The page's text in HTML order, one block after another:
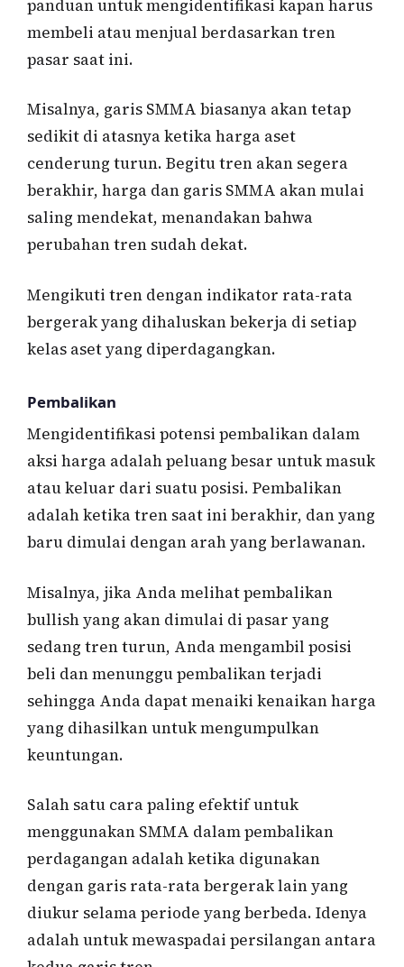
panduan untuk mengidentifikasi kapan harus
membeli atau menjual berdasarkan tren
pasar saat ini.
Misalnya, garis SMMA biasanya akan tetap
sedikit di atasnya ketika harga aset
cenderung turun. Begitu tren akan segera
berakhir, harga dan garis SMMA akan mulai
saling mendekat, menandakan bahwa
perubahan tren sudah dekat.
Mengikuti tren dengan indikator rata-rata
bergerak yang dihaluskan bekerja di setiap
kelas aset yang diperdagangkan.
Pembalikan
Mengidentifikasi potensi pembalikan dalam
aksi harga adalah peluang besar untuk masuk
atau keluar dari suatu posisi. Pembalikan
adalah ketika tren saat ini berakhir, dan yang
baru dimulai dengan arah yang berlawanan.
Misalnya, jika Anda melihat pembalikan
bullish yang akan dimulai di pasar yang
sedang tren turun, Anda mengambil posisi
beli dan menunggu pembalikan terjadi
sehingga Anda dapat menaiki kenaikan harga
yang dihasilkan untuk mengumpulkan
keuntungan.
Salah satu cara paling efektif untuk
menggunakan SMMA dalam pembalikan
perdagangan adalah ketika digunakan
dengan garis rata-rata bergerak lain yang
diukur selama periode yang berbeda. Idenya
adalah untuk mewaspadai persilangan antara